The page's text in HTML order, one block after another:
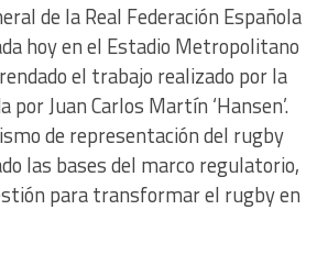
de la Real Federación Española
hoy en el Estadio Metropolitano
el trabajo realizado por la
Juan Carlos Martín ‘Hansen’.
de representación del rugby
las bases del marco regulatorio,
para transformar el rugby en